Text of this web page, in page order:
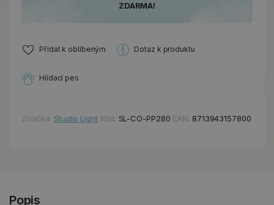
ZDARMA!
Přidat k oblíbeným Dotaz k produktu
Hlídací pes
Značka: Studio Light Kód: SL-CO-PP280 EAN: 8713943157800
Popis